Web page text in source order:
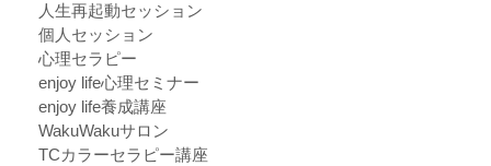
人生再起動セッション
個人セッション
心理セラピー
enjoy life心理セミナー
enjoy life養成講座
WakuWakuサロン
TCカラーセラピー講座